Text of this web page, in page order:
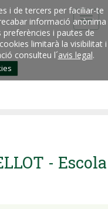
i de tercers per faciliar-te
informació anònima
i pautes de
limitarà la visibilitat i
consulteu l´avis legal.
- Escola